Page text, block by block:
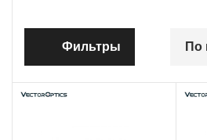
Фильтры По